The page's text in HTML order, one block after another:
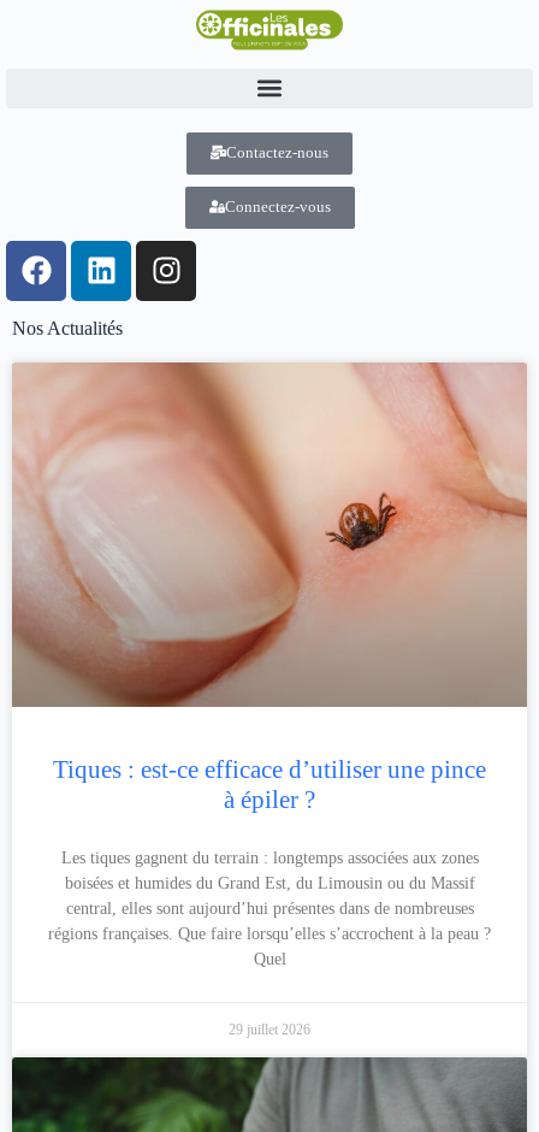
Contactez-nous
Connectez-vous
Nos Actualités
Tiques : est-ce efficace d’utiliser une pince
à épiler ?
Les tiques gagnent du terrain : longtemps associées aux zones
boisées et humides du Grand Est, du Limousin ou du Massif
central, elles sont aujourd’hui présentes dans de nombreuses
régions françaises. Que faire lorsqu’elles s’accrochent à la peau ?
Quel
29 juillet 2026